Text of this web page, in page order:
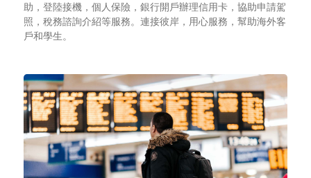
助，登陸接機，個人保險，銀行開戶辦理信用卡，協助申請駕
照，稅務諮詢介紹等服務。連接彼岸，用心服務，幫助海外客
戶和學生。